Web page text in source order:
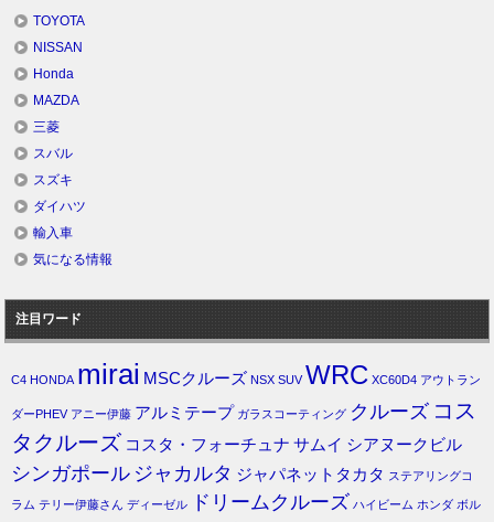
TOYOTA
NISSAN
Honda
MAZDA
三菱
スバル
スズキ
ダイハツ
輸入車
気になる情報
注目ワード
C4 HONDA mirai MSCクルーズ NSX SUV WRC XC60D4 アウトラン
ダーPHEV アニー伊藤 アルミテープ ガラスコーティング クルーズ コス
タクルーズ コスタ・フォーチュナ サムイ シアヌークビル
シンガポール ジャカルタ ジャパネットタカタ ステアリングコ
ラム テリー伊藤さん ディーゼル ドリームクルーズ ハイビーム ホンダ ボル